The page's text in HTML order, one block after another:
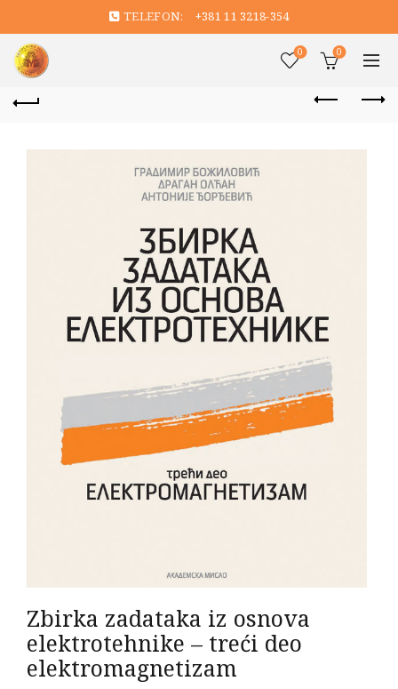
TELEFON: +381 11 3218-354
0 0
Zbirka zadataka iz osnova
elektrotehnike – treći deo
elektromagnetizam